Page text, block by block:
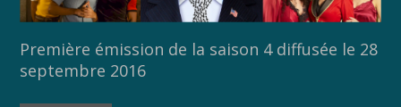
Première émission de la saison 4 diffusée le 28
septembre 2016